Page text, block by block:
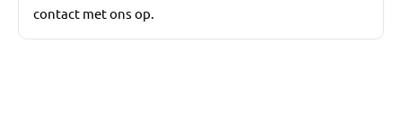
contact met ons op.